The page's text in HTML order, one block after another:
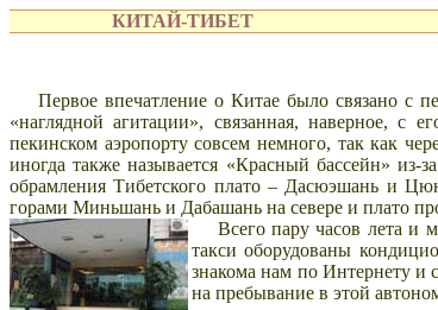
КИТАЙ-ТИБЕТ
Первое впечатление о Китае было связано с
«наглядной агитации», связанная, наверное,
пекинском аэропорту совсем немного, так как
иногда также называется «Красный бассейн»
обрамления Тибетского плато – Дасюэшань и
горами Миньшань и Дабашань на севере и плато
Всего пару часов лета и
такси оборудованы
знакома нам по Интернету и
на пребывание в этой